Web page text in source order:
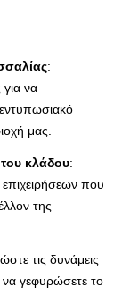
:
για να
μας.
κλάδου:
επιχειρήσεων που
της
τις δυνάμεις
να γεφυρώσετε το